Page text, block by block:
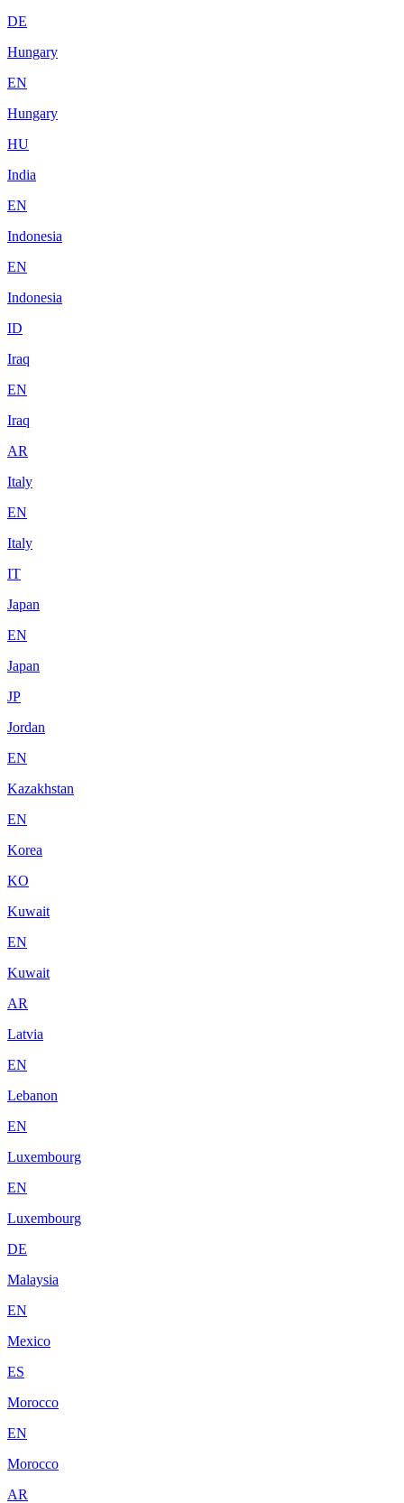
DE
Hungary
EN
Hungary
HU
India
EN
Indonesia
EN
Indonesia
ID
Iraq
EN
Iraq
AR
Italy
EN
Italy
IT
Japan
EN
Japan
JP
Jordan
EN
Kazakhstan
EN
Korea
KO
Kuwait
EN
Kuwait
AR
Latvia
EN
Lebanon
EN
Luxembourg
EN
Luxembourg
DE
Malaysia
EN
Mexico
ES
Morocco
EN
Morocco
AR